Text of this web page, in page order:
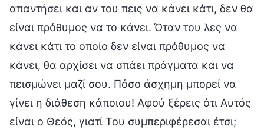
απαντήσει και αν του πεις να κάνει κάτι, δεν θα
είναι πρόθυμος να το κάνει. Όταν του λες να
κάνει κάτι το οποίο δεν είναι πρόθυμος να
κάνει, θα αρχίσει να σπάει πράγματα και να
πεισμώνει μαζί σου. Πόσο άσχημη μπορεί να
γίνει η διάθεση κάποιου! Αφού ξέρεις ότι Αυτός
είναι ο Θεός, γιατί Του συμπεριφέρεσαι έτσι;